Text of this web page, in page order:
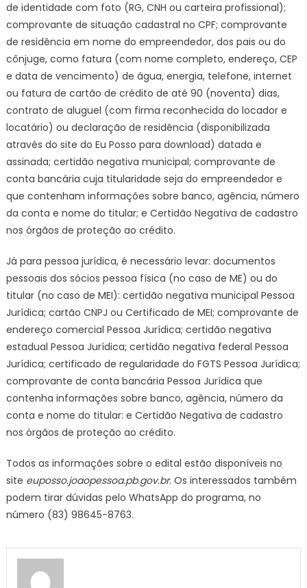
de identidade com foto (RG, CNH ou carteira profissional);
comprovante de situação cadastral no CPF; comprovante
de residência em nome do empreendedor, dos pais ou do
cônjuge, como fatura (com nome completo, endereço, CEP
e data de vencimento) de água, energia, telefone, internet
ou fatura de cartão de crédito de até 90 (noventa) dias,
contrato de aluguel (com firma reconhecida do locador e
locatário) ou declaração de residência (disponibilizada
através do site do Eu Posso para download) datada e
assinada; certidão negativa municipal; comprovante de
conta bancária cuja titularidade seja do empreendedor e
que contenham informações sobre banco, agência, número
da conta e nome do titular; e Certidão Negativa de cadastro
nos órgãos de proteção ao crédito.
Já para pessoa jurídica, é necessário levar: documentos
pessoais dos sócios pessoa física (no caso de ME) ou do
titular (no caso de MEI): certidão negativa municipal Pessoa
Jurídica; cartão CNPJ ou Certificado de MEI; comprovante de
endereço comercial Pessoa Jurídica; certidão negativa
estadual Pessoa Jurídica; certidão negativa federal Pessoa
Jurídica; certificado de regularidade do FGTS Pessoa Jurídica;
comprovante de conta bancária Pessoa Jurídica que
contenha informações sobre banco, agência, número da
conta e nome do titular: e Certidão Negativa de cadastro
nos órgãos de proteção ao crédito.
Todos as informações sobre o edital estão disponíveis no
site euposso.joaopessoa.pb.gov.br. Os interessados também
podem tirar dúvidas pelo WhatsApp do programa, no
número (83) 98645-8763.